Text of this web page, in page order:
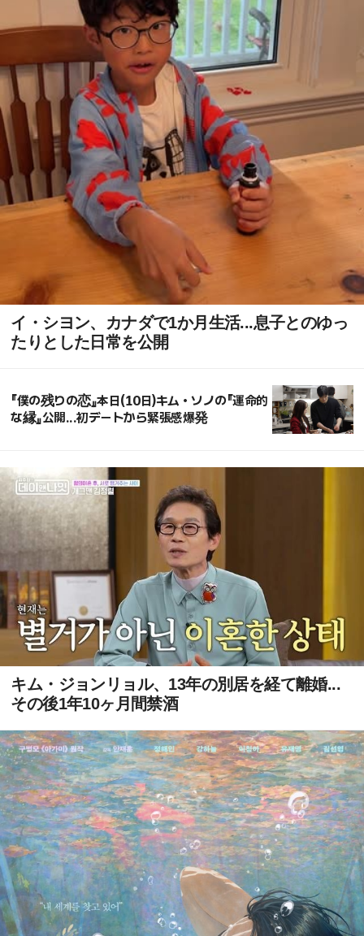
イ・シヨン、カナダで1か月生活...息子とのゆっ
たりとした日常を公開
『僕の残りの恋』本日(10日)キム・ソノの『運命的
な縁』公開...初デートから緊張感爆発
キム・ジョンリョル、13年の別居を経て離婚...
その後1年10ヶ月間禁酒